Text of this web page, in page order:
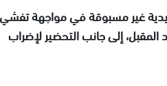
غير مسبوقة في مواجهة تفشي
إلى جانب التحضير لإضراب